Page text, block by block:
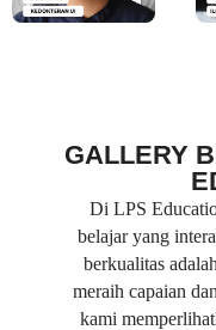
GALLERY
Di LPS
belajar yang
berkualitas
meraih capaian
kami